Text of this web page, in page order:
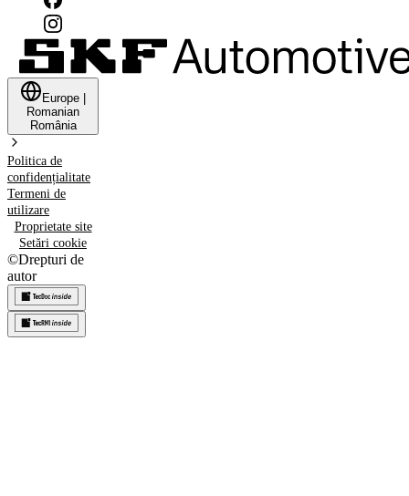
Europe
Romanian
România
Politica de
confidențialitate
Termeni de
utilizare
Proprietate site
Setări cookie
©Drepturi de
autor